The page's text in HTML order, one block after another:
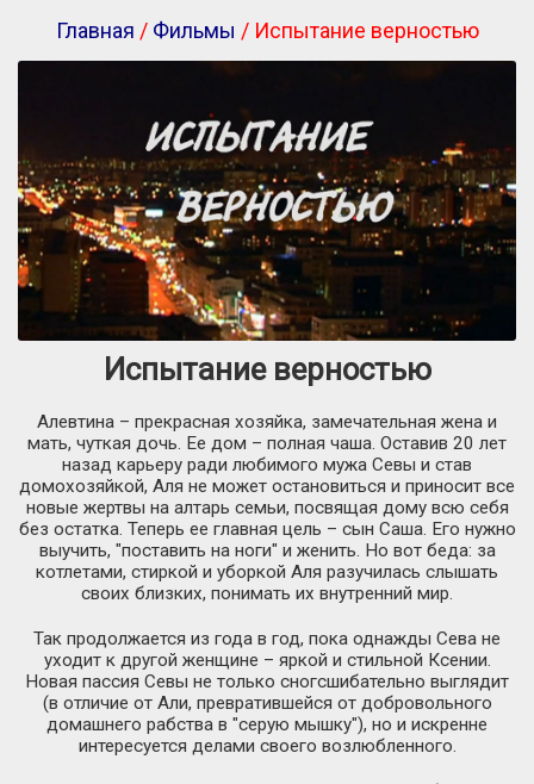
Главная / Фильмы / Испытание верностью
Испытание верностью
Алевтина – прекрасная хозяйка, замечательная жена и
мать, чуткая дочь. Ее дом – полная чаша. Оставив 20 лет
назад карьеру ради любимого мужа Севы и став
домохозяйкой, Аля не может остановиться и приносит все
новые жертвы на алтарь семьи, посвящая дому всю себя
без остатка. Теперь ее главная цель – сын Саша. Его нужно
выучить, "поставить на ноги" и женить. Но вот беда: за
котлетами, стиркой и уборкой Аля разучилась слышать
своих близких, понимать их внутренний мир.
Так продолжается из года в год, пока однажды Сева не
уходит к другой женщине – яркой и стильной Ксении.
Новая пассия Севы не только сногсшибательно выглядит
(в отличие от Али, превратившейся от добровольного
домашнего рабства в "серую мышку"), но и искренне
интересуется делами своего возлюбленного.